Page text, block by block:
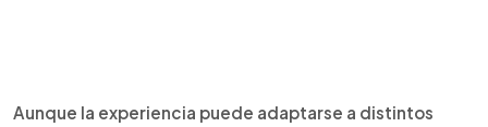
Aunque la experiencia puede adaptarse a distintos